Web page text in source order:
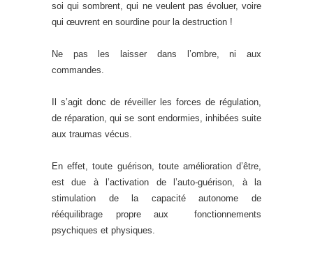
soi qui sombrent, qui ne veulent pas évoluer, voire
qui œuvrent en sourdine pour la destruction !
Ne pas les laisser dans l’ombre, ni aux
commandes.
Il s’agit donc de réveiller les forces de régulation,
de réparation, qui se sont endormies, inhibées suite
aux traumas vécus.
En effet, toute guérison, toute amélioration d’être,
est due à l’activation de l’auto-guérison, à la
stimulation de la capacité autonome de
rééquilibrage propre aux fonctionnements
psychiques et physiques.